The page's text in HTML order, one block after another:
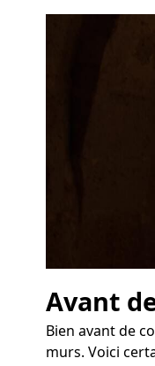
Avant
Bien avant de
murs. Voici